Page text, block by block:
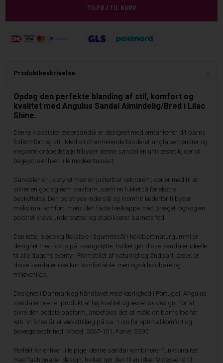
Produktbeskrivelse
Opdag den perfekte blanding af stil, komfort og
kvalitet med Angulus Sandal Almindelig/Bred i Lilac
Shine.
Denne klassiske lædersandal er designet med omtanke for dit barns
fodkomfort og stil. Med sit charmerende broderet anglaisemønster og
elegante dråbedetalje tilbyder denne sandal en unik æstetik, der vil
begejstre enhver lille modeentusiast.
Sandalen er udstyret med en justerbar velcrorem, der er med til at
sikrer en god og nem pasform, samt en lukket tå for ekstra
beskyttelse. Den polstrede indersål og kromfrit læderfor tilbyder
maksimal komfort, mens den faste hælkappe med præget logo og en
polstret krave understøtter og stabiliserer barnets fod.
Den lette, bløde og fleksible rågummisål i holdbart naturgummi er
designet med fokus på svangstøtte, hvilket gør disse sandaler ideelle
til alle dagens eventyr. Fremstillet af naturligt og åndbart læder, er
disse sandaler ikke kun komfortable, men også holdbare og
miljøvenlige.
Designet i Danmark og håndlavet med kærlighed i Portugal, Angulus
sandalerne er et produkt af høj kvalitet og æstetisk design. For at
sikre den bedste pasform, anbefales det at måle dit barns fod før
køb. Vi foreslår et væksttillæg på ca. 1 cm for optimal komfort og
bevægelsesfrihed. Model: 0567-101, Farve: 3595.
Perfekt for enhver lille pige, denne sandal kombinerer funktionalitet
med fashionabel design, hvilket gør den til en ideel følgesvend til